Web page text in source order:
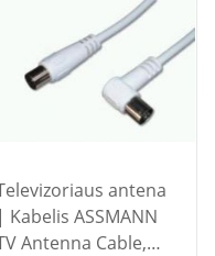
antena
| Kabelis ASSMANN
Antenna Cable,